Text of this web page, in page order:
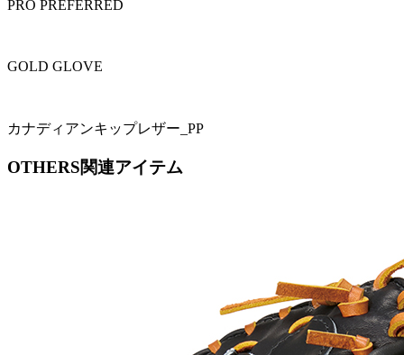
PRO PREFERRED
GOLD GLOVE
カナディアンキップレザー_PP
OTHERS関連アイテム